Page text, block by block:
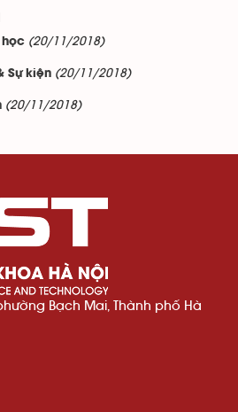
học (20/11/2018)
Sự kiện (20/11/2018)
(20/11/2018)
Bạch Mai, Thành phố Hà